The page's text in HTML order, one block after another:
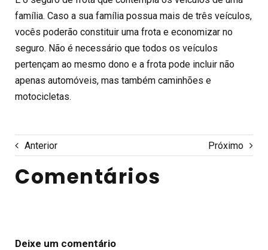
família. Caso a sua família possua mais de três veículos,
vocês poderão constituir uma frota e economizar no
seguro. Não é necessário que todos os veículos
pertençam ao mesmo dono e a frota pode incluir não
apenas automóveis, mas também caminhões e
motocicletas.
Anterior Próximo
Comentários
Deixe um comentário